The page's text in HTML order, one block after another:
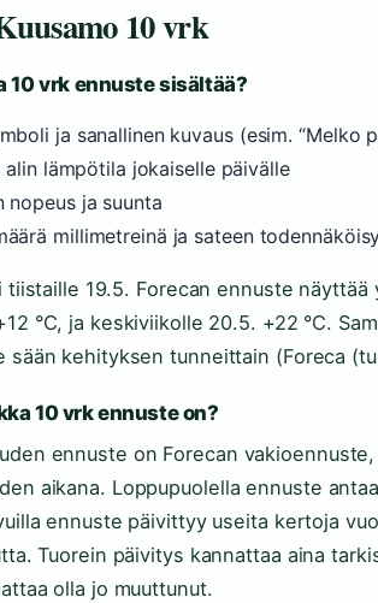
10 vrk
10 vrk ennuste sisältää?
ja sanallinen kuvaus (esim. “Melko
alin lämpötila jokaiselle päivälle
nopeus ja suunta
millimetreinä ja sateen
tiistaille 19.5. Forecan ennuste näyttää
°C, ja keskiviikolle 20.5. +22 °C.
sään kehityksen tunneittain (Foreca
10 vrk ennuste on?
ennuste on Forecan
aikana. Loppupuolella ennuste
ennuste päivittyy useita kertoja
Tuorein päivitys kannattaa aina
olla jo muuttunut.